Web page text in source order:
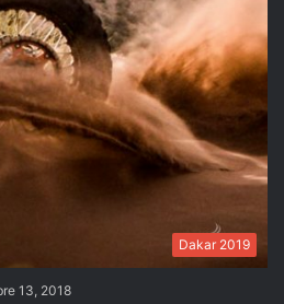
Dakar 2019
13, 2018